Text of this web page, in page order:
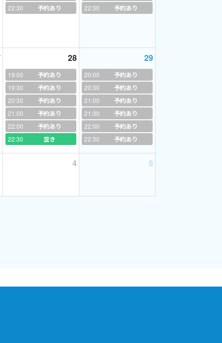
22:30 予約あり 22:30 予約あり
28
19:00 予約あり
19:30 予約あり
20:30 予約あり
21:00 予約あり
22:00 予約あり
22:30 空き
29
20:00 予約あり
20:30 予約あり
21:00 予約あり
21:30 予約あり
22:00 予約あり
22:30 予約あり
4 5